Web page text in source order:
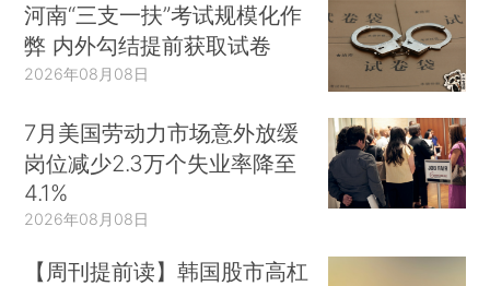
河南“三支一扶”考试规模化作
弊 内外勾结提前获取试卷
2026年08月08日
7月美国劳动力市场意外放缓
岗位减少2.3万个失业率降至
4.1%
2026年08月08日
【周刊提前读】韩国股市高杠